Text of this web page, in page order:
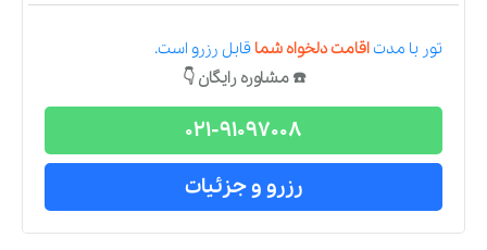
تور با مدتاقامت دلخواه شما قابل رزرو است.
☎️ مشاوره رایگان 👇
021-91097008
رزرو و جزئیات